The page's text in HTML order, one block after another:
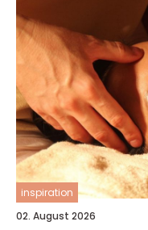
inspiration
02. August 2026